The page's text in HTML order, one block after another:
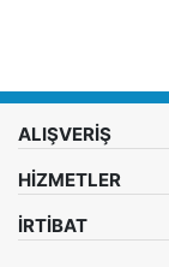
ALIŞVERİŞ
HİZMETLER
İRTİBAT